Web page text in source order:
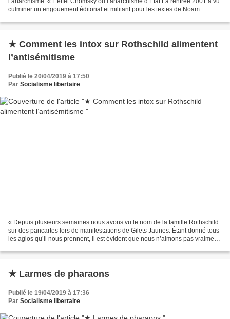
culminer un engouement éditorial et militant pour les textes de Noam
★ Comment les intox sur Rothschild alimentent
l’antisémitisme
Publié le 20/04/2019 à 17:50
Par Socialisme libertaire
« Depuis plusieurs semaines nous avons vu le nom de la famille Rothschild
sur des pancartes lors de manifestations de Gilets Jaunes. Étant donné tous
les agios qu’il nous prennent, il est évident que nous n’aimons pas vraiment
★ Larmes de pharaons
Publié le 19/04/2019 à 17:36
Par Socialisme libertaire